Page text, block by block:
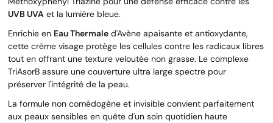
UVB UVA et la lumière bleue.
Enrichie en Eau Thermale d'Avène apaisante et antioxydante,
cette crème visage protège les cellules contre les radicaux libres
tout en offrant une texture veloutée non grasse. Le complexe
TriAsorB assure une couverture ultra large spectre pour
préserver l'intégrité de la peau.
La formule non comédogène et invisible convient parfaitement
aux peaux sensibles en quête d'un soin quotidien haute